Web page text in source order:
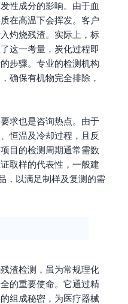
性成分的影响。由于血
在高温下会挥发。客户
灼烧残渣。实际上，标
这一考量，炭化过程即
步骤。专业的检测机构
确保有机物完全排除，
求也是咨询热点。由于
恒温及冷却过程，且反
目的检测周期通常需数
取样的代表性，一般建
，以满足制样及复测的需
渣检测，虽为常规理化
的重要使命。它通过精
组成秘密，为医疗器械